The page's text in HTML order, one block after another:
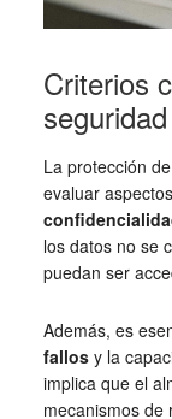
Criterios
La protección
evaluar
los datos no se
puedan ser
Además, es
fallosy la
implica que el
mecanismos de